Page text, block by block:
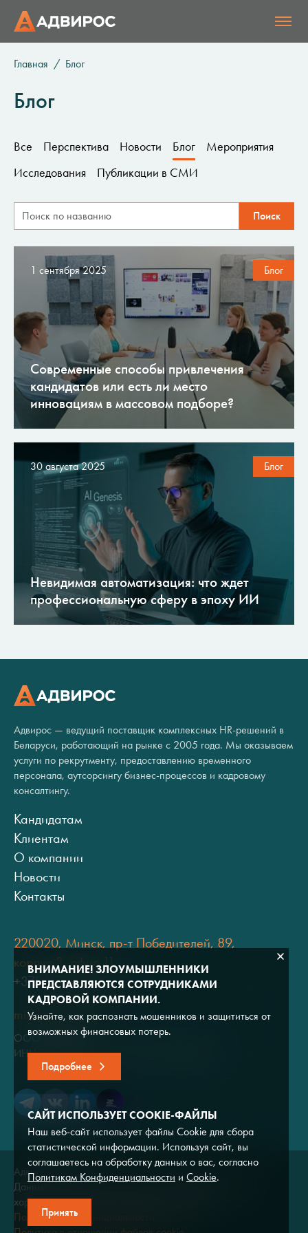
Главная Блог
Блог
Все Перспектива Новости Блог
Мероприятия
Исследования
Публикации в СМИ
Блог
1 сентября 2025
Современные способы привлечения
кандидатов или есть ли место
инновациям в массовом подборе?
Блог
30 августа 2025
Невидимая автоматизация: что ждет
профессиональную сферу в эпоху ИИ
Адвирос — ведущий поставщик комплексных HR-решений в
Беларуси, работающий на рынке с 2005 года. Мы оказываем
услуги по рекрутменту, предоставлению временного
персонала, аутсорсингу бизнес-процессов и кадровому
консалтингу.
Кандидатам
Клиентам
О компании
Новости
Контакты
220020, Минск, пр-т Победителей, 89,
корпус 3, офис 11
+375 (17) 334 80 07
minsk@adviros.by
ООО "Адвирос"
ИНН 7714572528 / ОГРН 1047796766380
Адвирос © 2026
Данный сайт носит исключительно информационный
характер и не является публичной офертой.
Политика конфиденциальности
ВНИМАНИЕ! ЗЛОУМЫШЛЕННИКИ
ПРЕДСТАВЛЯЮТСЯ СОТРУДНИКАМИ
КАДРОВОЙ КОМПАНИИ.
Узнайте, как распознать мошенников и защититься от
возможных финансовых потерь.
Подробнее
САЙТ ИСПОЛЬЗУЕТ COOKIE-ФАЙЛЫ
Наш веб-сайт использует файлы Cookie для сбора
статистической информации. Используя сайт, вы
соглашаетесь на обработку данных о вас, согласно
Политикам Конфиденциальности и Cookie.
Принять